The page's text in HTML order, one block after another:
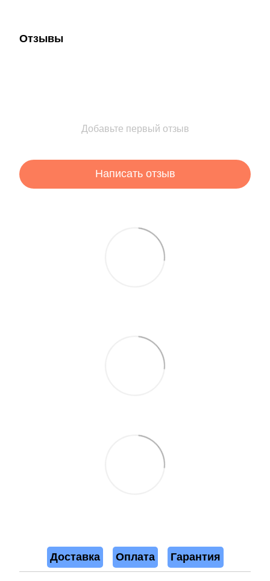
Отзывы
Добавьте первый отзыв
Написать отзыв
Доставка Оплата Гарантия